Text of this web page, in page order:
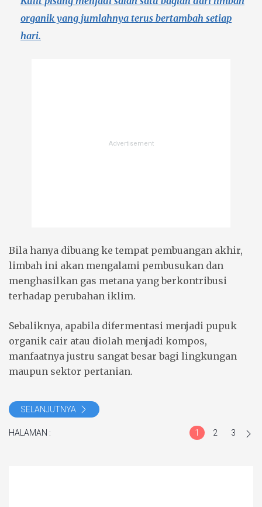
organik yang jumlahnya terus bertambah setiap
hari.
Bila hanya dibuang ke tempat pembuangan akhir,
limbah ini akan mengalami pembusukan dan
menghasilkan gas metana yang berkontribusi
terhadap perubahan iklim.
Sebaliknya, apabila difermentasi menjadi pupuk
organik cair atau diolah menjadi kompos,
manfaatnya justru sangat besar bagi lingkungan
maupun sektor pertanian.
SELANJUTNYA
HALAMAN : 1 2 3